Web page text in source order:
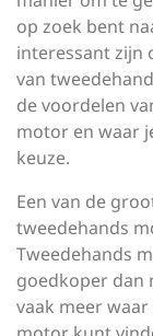
op zoek bent
interessant zijn
van
de voordelen
motor en waar
keuze.
Een van de
tweedehands
Tweedehands
goedkoper dan
vaak meer